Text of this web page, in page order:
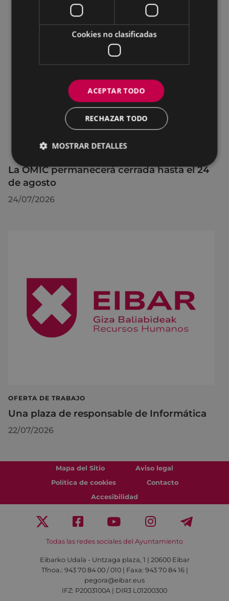
La OMIC permanecerá cerrada hasta el 24
de agosto
24/07/2026
OFERTA DE TRABAJO
Una plaza de responsable de Informática
22/07/2026
Mapa del Sitio
Aviso legal
Política de cookies
Contacto
Accesibilidad
Todas las redes sociales del Ayuntamiento
Eibarko Udala - Untzaga plaza, 1 | 20600 Eibar
Tfnoa.: 943 70 84 00 / 010 | Faxa: 943 70 84 16 |
pegora@eibar.eus
IFZ: P2003100A | DIR3 L01200300
Cookies no clasificadas
ACEPTAR TODO
RECHAZAR TODO
MOSTRAR DETALLES